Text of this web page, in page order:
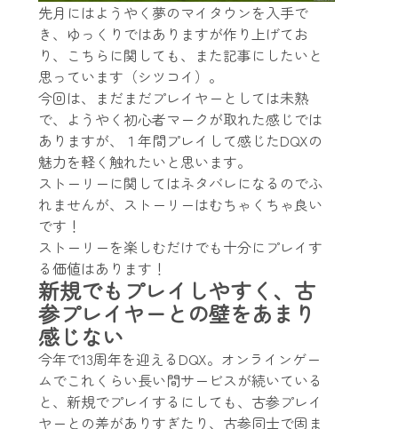
先月にはようやく夢のマイタウンを入手で
き、ゆっくりではありますが作り上げてお
り、こちらに関しても、また記事にしたいと
思っています（シツコイ）。
今回は、まだまだプレイヤーとしては未熟
で、ようやく初心者マークが取れた感じでは
ありますが、１年間プレイして感じたDQXの
魅力を軽く触れたいと思います。
ストーリーに関してはネタバレになるのでふ
れませんが、ストーリーはむちゃくちゃ良い
です！
ストーリーを楽しむだけでも十分にプレイす
る価値はあります！
新規でもプレイしやすく、古
参プレイヤーとの壁をあまり
感じない
今年で13周年を迎えるDQX。オンラインゲー
ムでこれくらい長い間サービスが続いている
と、新規でプレイするにしても、古参プレイ
ヤーとの差がありすぎたり、古参同士で固ま